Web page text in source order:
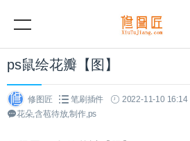
ps鼠绘花瓣【图】
修图匠 笔刷插件
2022-11-10 16:14
花朵,含苞待放,制作,ps